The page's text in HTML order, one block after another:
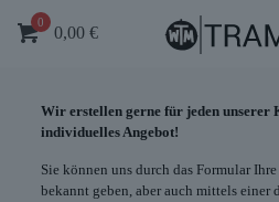
0
0,00 €
Wir erstellen gerne für jeden unserer
individuelles Angebot!
Sie können uns durch das Formular
bekannt geben, aber auch mittels einer